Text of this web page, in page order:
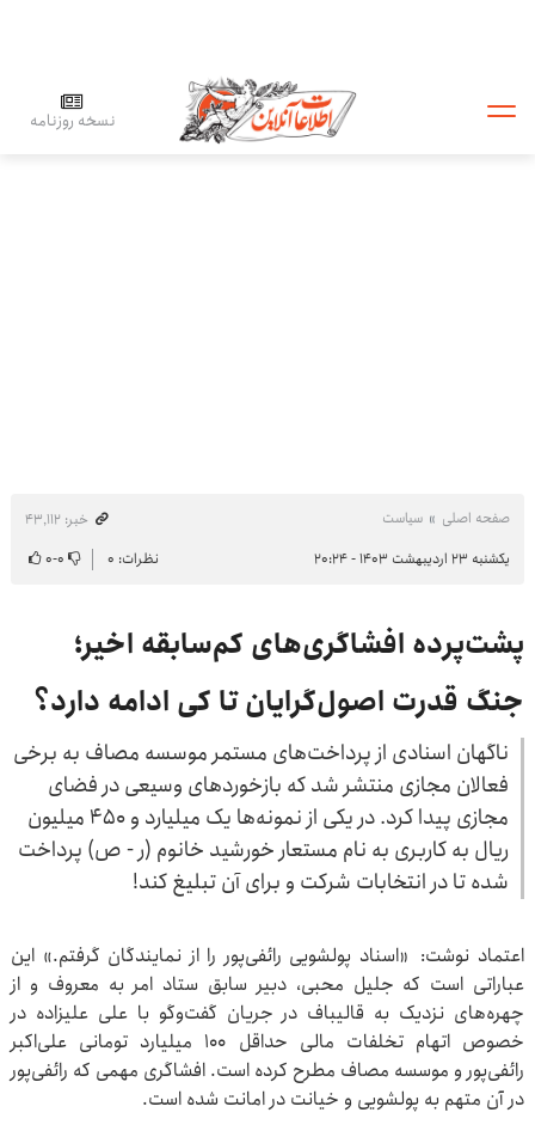
نسخه روزنامه
صفحه اصلی سیاست
خبر: ۴۳٬۱۱۲
یکشنبه ۲۳ اردیبهشت ۱۴۰۳ - ۲۰:۲۴
نظرات: ۰ ۰-۰
پشت‌پرده افشاگری‌های کم‌سابقه اخیر؛
جنگ قدرت اصول‌گرایان تا کی ادامه دارد؟
ناگهان اسنادی از پرداخت‌های مستمر موسسه مصاف به برخی
فعالان مجازی منتشر شد که بازخوردهای وسیعی در فضای
مجازی پیدا کرد. در یکی از نمونه‌ها یک میلیارد و ۴۵۰ میلیون
ریال به کاربری به نام مستعار خورشید خانوم (ر - ص) پرداخت
شده تا در انتخابات شرکت و برای آن تبلیغ کند!
اعتماد نوشت: «اسناد پولشویی رائفی‌پور را از نمایندگان گرفتم.» این
عباراتی است که جلیل محبی، دبیر سابق ستاد امر به معروف و از
چهره‌های نزدیک به قالیباف در جریان گفت‌وگو با علی علیزاده در
خصوص اتهام تخلفات مالی حداقل ۱۰۰ میلیارد تومانی علی‌اکبر
رائفی‌پور و موسسه مصاف مطرح کرده است. افشاگری مهمی که رائفی‌پور
در آن متهم به پولشویی و خیانت در امانت شده است.